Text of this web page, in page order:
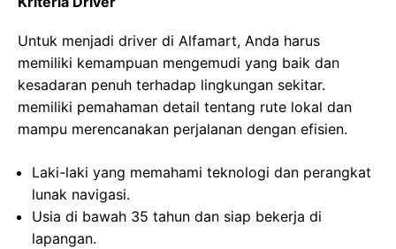
Untuk menjadi driver di Alfamart, Anda harus
memiliki kemampuan mengemudi yang baik dan
kesadaran penuh terhadap lingkungan sekitar.
memiliki pemahaman detail tentang rute lokal dan
mampu merencanakan perjalanan dengan efisien.
Laki-laki yang memahami teknologi dan perangkat
lunak navigasi.
Usia di bawah 35 tahun dan siap bekerja di
lapangan.